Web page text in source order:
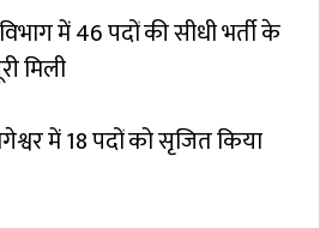
में 46 पदों की सीधी भर्ती के
मिली
में 18 पदों को सृजित किया